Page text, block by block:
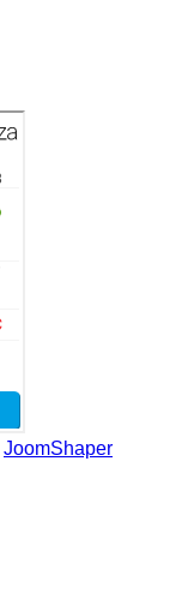
JoomShaper